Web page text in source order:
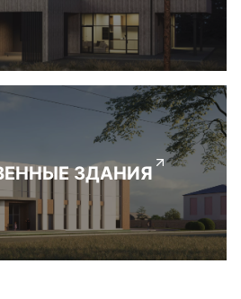
ЗДАНИЯ